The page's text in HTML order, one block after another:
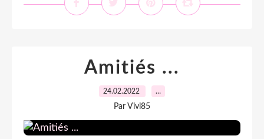
Amitiés ...
24.02.2022 …
Par Vivi85